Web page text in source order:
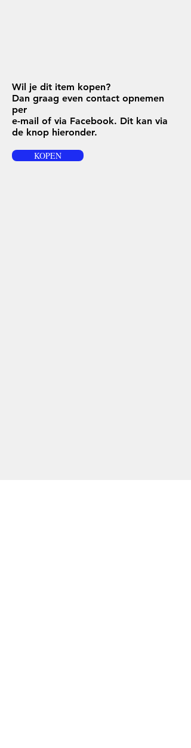
Wil je dit item kopen?
Dan graag even contact opnemen
per
e-mail of via Facebook. Dit kan via
de knop hieronder.
KOPEN